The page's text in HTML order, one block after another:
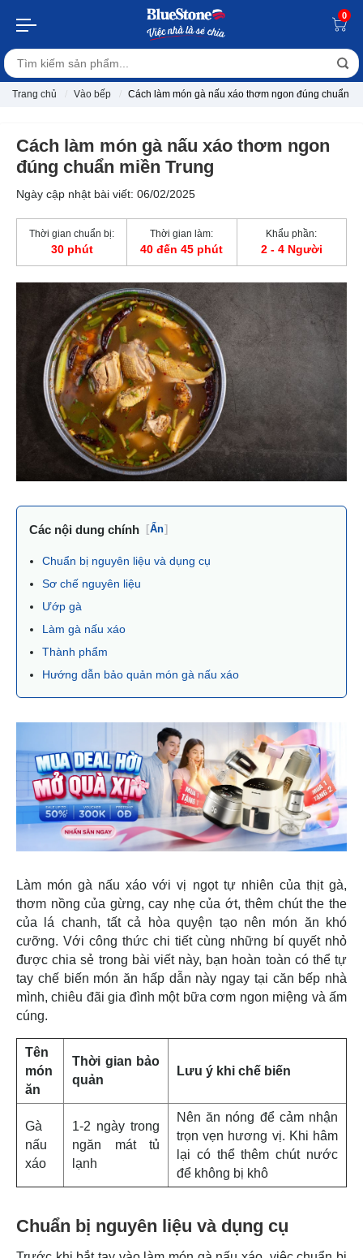
0
Trang chủ Vào bếp Cách làm món gà nấu xáo thơm ngon đúng chuẩn
Cách làm món gà nấu xáo thơm ngon
đúng chuẩn miền Trung
Ngày cập nhật bài viết: 06/02/2025
Thời gian chuẩn bị:
30 phút
Thời gian làm:
40 đến 45 phút
Khẩu phần:
2 - 4 Người
Các nội dung chính [Ẩn]
Chuẩn bị nguyên liệu và dụng cụ
Sơ chế nguyên liệu
Ướp gà
Làm gà nấu xáo
Thành phẩm
Hướng dẫn bảo quản món gà nấu xáo
Làm món gà nấu xáo với vị ngọt tự nhiên của thịt gà,
thơm nồng của gừng, cay nhẹ của ớt, thêm chút the the
của lá chanh, tất cả hòa quyện tạo nên món ăn khó
cưỡng. Với công thức chi tiết cùng những bí quyết nhỏ
được chia sẻ trong bài viết này, bạn hoàn toàn có thể tự
tay chế biến món ăn hấp dẫn này ngay tại căn bếp nhà
mình, chiêu đãi gia đình một bữa cơm ngon miệng và ấm
cúng.
Tên
món
ăn
Thời gian bảo
quản
Lưu ý khi chế biến
Gà
nấu
xáo
1-2 ngày trong
ngăn mát tủ
lạnh
Nên ăn nóng để cảm nhận
trọn vẹn hương vị. Khi hâm
lại có thể thêm chút nước
để không bị khô
Chuẩn bị nguyên liệu và dụng cụ